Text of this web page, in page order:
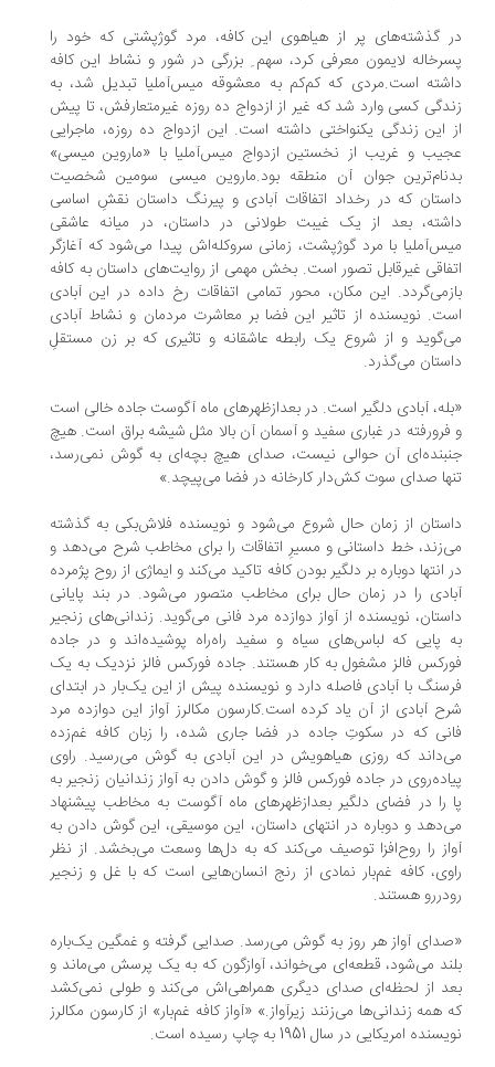
گذشته‌های پر از هیاهوی این کافه، مرد گوژپشتی که خود را
لایمون معرفی کرد، سهم ِ بزرگی در شور و نشاط این کافه
است.مردی که کم‌کم به معشوقه میس‌آملیا تبدیل شد، به
کسی وارد شد که غیر از ازدواج ده روزه غیرمتعارفش، تا پیش
این زندگی یکنواختی داشته است. این ازدواج ده روزه، ماجرایی
و غریب از نخستین ازدواج میس‌آملیا با «ماروین میسی»
جوان آن منطقه بود.ماروین میسی سومین شخصیت
که در رخداد اتفاقات آبادی و پیرنگ داستان نقشِ اساسی
بعد از یک غیبت طولانی در داستان، در میانه عاشقی
با مرد گوژپشت، زمانی سروکله‌اش پیدا می‌شود که آغازگر
غیرقابل تصور است. بخش مهمی از روایت‌های داستان به کافه
این مکان، محور تمامی اتفاقات رخ ‌داده در این آبادی
نویسنده از تاثیر این فضا بر معاشرت مردمان و نشاط آبادی
و از شروع یک رابطه عاشقانه و تاثیری که بر زن مستقلِ
می‌گذرد.
آبادی دلگیر است. در بعدازظهرهای ماه آگوست جاده خالی است
در غباری سفید و آسمان آن بالا مثل شیشه براق است. هیچ
آن حوالی نیست، صدای هیچ بچه‌ای به گوش نمی‌رسد،
صدای سوت کش‌دار کارخانه در فضا می‌پیچد.»
از زمان حال شروع می‌شود و نویسنده فلاش‌بکی به گذشته
خط داستانی و مسیرِ اتفاقات را برای مخاطب شرح می‌دهد و
انتها دوباره بر دلگیر بودن کافه تاکید می‌کند و ایماژی از روح پژمرده
را در زمان حال برای مخاطب متصور می‌شود. در بند پایانی
نویسنده از آواز دوازده مرد فانی می‌گوید. زندانی‌های زنجیر
‌پایی که لباس‌های سیاه و سفید راه‌راه پوشیده‌اند و در جاده
فالز مشغول به کار هستند. جاده فورکس فالز نزدیک به یک
با آبادی فاصله دارد و نویسنده پیش از این یک‌بار در ابتدای
آبادی از آن یاد کرده است.کارسون مکالرز آواز این دوازده مرد
که در سکوتِ جاده در فضا جاری شده، را زبان کافه غم‌زده‌
که روزی هیاهویش در این آبادی به گوش می‌رسید. راوی
در جاده فورکس فالز و گوش دادن به آواز زندانیان زنجیر به
را در فضای دلگیر بعدازظهرهای ماه آگوست به مخاطب پیشنهاد
و دوباره در انتهای داستان، این موسیقی، این گوش دادن به
را روح‌افزا توصیف می‌کند که به دل‌ها وسعت می‌بخشد. از نظر
کافه غم‌بار نمادی از رنج‌ انسان‌هایی است که با غل‌ و زنجیر
هستند.
آواز هر روز به گوش می‌رسد. صدایی گرفته و غمگین یک‌باره
می‌شود، قطعه‌ای می‌خواند، آوازگون که به یک پرسش می‌ماند و
از لحظه‌ای صدای دیگری همراهی‌اش می‌کند و طولی نمی‌کشد
همه زندانی‌ها می‌زنند زیرآواز.» «آواز کافه غم‌بار» از کارسون مکالرز
امریکایی در سال 1951 به چاپ رسیده است.